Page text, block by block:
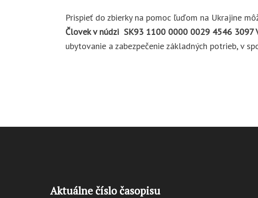
Prispieť do zbierky na pomoc ľuďom na Ukrajine
Človek v núdzi SK93 1100 0000 0029 4546 3097
ubytovanie a zabezpečenie základných potrieb, v
Aktuálne číslo časopisu